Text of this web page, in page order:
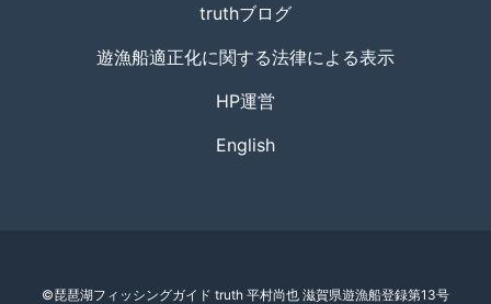
truthブログ
遊漁船適正化に関する法律による表示
HP運営
English
©琵琶湖フィッシングガイド truth 平村尚也 滋賀県遊漁船登録第13号